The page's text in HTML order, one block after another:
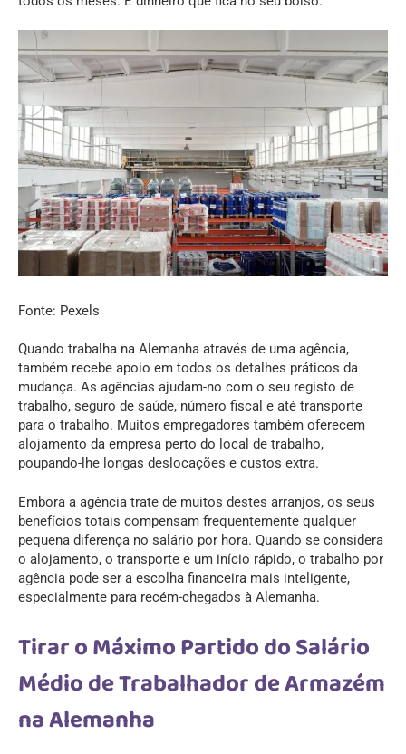
Fonte: Pexels
Quando trabalha na Alemanha através de uma agência,
também recebe apoio em todos os detalhes práticos da
mudança. As agências ajudam-no com o seu registo de
trabalho, seguro de saúde, número fiscal e até transporte
para o trabalho. Muitos empregadores também oferecem
alojamento da empresa perto do local de trabalho,
poupando-lhe longas deslocações e custos extra.
Embora a agência trate de muitos destes arranjos, os seus
benefícios totais compensam frequentemente qualquer
pequena diferença no salário por hora. Quando se considera
o alojamento, o transporte e um início rápido, o trabalho por
agência pode ser a escolha financeira mais inteligente,
especialmente para recém-chegados à Alemanha.
Tirar o Máximo Partido do Salário
Médio de Trabalhador de Armazém
na Alemanha